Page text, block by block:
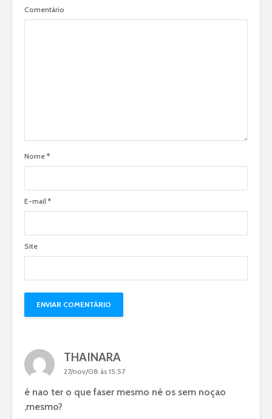
Comentário
Nome *
E-mail *
Site
THAINARA
27/nov/08 às 15:57
é nao ter o que faser mesmo né os sem noçao
,mesmo?